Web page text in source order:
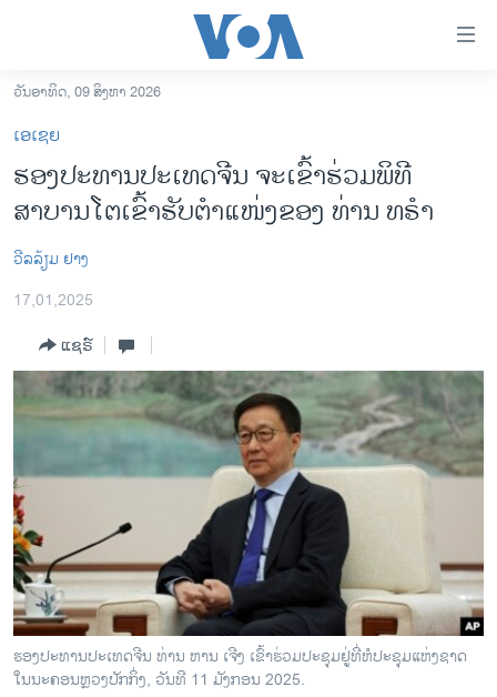
ເຂົ້າ
ຫາ
ຂ້າມ
ຂ້າມ
ຫາ
ຊອກ
ຄົ້ນ
ອາເມຣິກາ
ຂ່າວ​ຈີນ
ໂລກ
ເອເຊຍ
ອິດສະຫຼະພາບດ້ານການຂ່າວ
ຊີວິດຊາວລາວ
ຊຸມຊົນຊາວລາວ
ວິທະຍາສາດ-ເທັກໂນໂລຈີ
ທຸລະກິດ
ພາສາອັງກິດ
ວີດີໂອ
ສຽງ
ວັນອາທິດ, 09 ສິງຫາ 2026
ເອເຊຍ
ຮອງປະທານປະເທດຈີນ ຈະເຂົ້າຮ່ວມພິທີ
ສາບານໂຕເຂົ້າຮັບຕໍາແໜ່ງຂອງ ທ່ານ ທຣໍາ
ວີລລ້ຽມ ຢາງ
17,01,2025
ແຊຣ໌
ຮອງປະທານປະເທດຈີນ ທ່ານ ຫານ ເຈີງ ເຂົ້າຮ່ວມປະຊຸມຢູ່ທີ່ຫໍປະຊຸມແຫ່ງຊາດ
ໃນນະຄອນຫຼວງປັກກິ່ງ, ວັນທີ 11 ມັງກອນ 2025.